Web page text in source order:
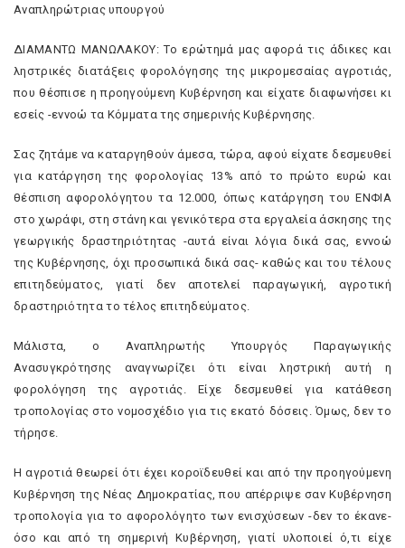
Αναπληρώτριας υπουργού
ΔΙΑΜΑΝΤΩ ΜΑΝΩΛΑΚΟΥ: Το ερώτημά μας αφορά τις άδικες και
ληστρικές διατάξεις φορολόγησης της μικρομεσαίας αγροτιάς,
που θέσπισε η προηγούμενη Κυβέρνηση και είχατε διαφωνήσει κι
εσείς -εννοώ τα Κόμματα της σημερινής Κυβέρνησης.
Σας ζητάμε να καταργηθούν άμεσα, τώρα, αφού είχατε δεσμευθεί
για κατάργηση της φορολογίας 13% από το πρώτο ευρώ και
θέσπιση αφορολόγητου τα 12.000, όπως κατάργηση του ΕΝΦΙΑ
στο χωράφι, στη στάνη και γενικότερα στα εργαλεία άσκησης της
γεωργικής δραστηριότητας -αυτά είναι λόγια δικά σας, εννοώ
της Κυβέρνησης, όχι προσωπικά δικά σας- καθώς και του τέλους
επιτηδεύματος, γιατί δεν αποτελεί παραγωγική, αγροτική
δραστηριότητα το τέλος επιτηδεύματος.
Μάλιστα, ο Αναπληρωτής Υπουργός Παραγωγικής
Ανασυγκρότησης αναγνωρίζει ότι είναι ληστρική αυτή η
φορολόγηση της αγροτιάς. Είχε δεσμευθεί για κατάθεση
τροπολογίας στο νομοσχέδιο για τις εκατό δόσεις. Όμως, δεν το
τήρησε.
Η αγροτιά θεωρεί ότι έχει κοροϊδευθεί και από την προηγούμενη
Κυβέρνηση της Νέας Δημοκρατίας, που απέρριψε σαν Κυβέρνηση
τροπολογία για το αφορολόγητο των ενισχύσεων -δεν το έκανε-
όσο και από τη σημερινή Κυβέρνηση, γιατί υλοποιεί ό,τι είχε